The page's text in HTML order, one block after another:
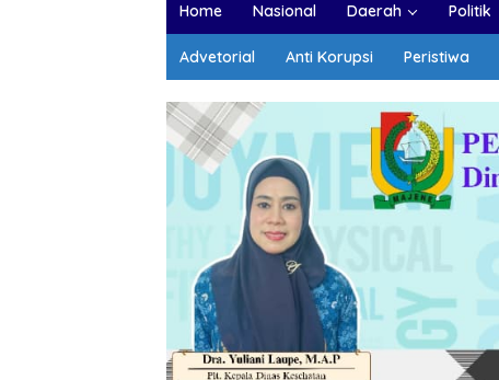
Home Nasional Daerah Politik
Advetorial Anti Korupsi Peristiwa